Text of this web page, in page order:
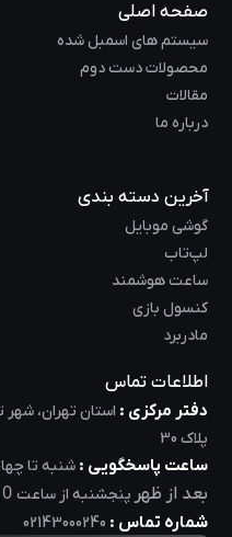
صفحه اصلی
سیستم های اسمبل شده
محصولات دست دوم
مقالات
درباره ما
آخرین دسته بندی
گوشی موبایل
لپ‌تاب
ساعت هوشمند
کنسول بازی
مادربرد
اطلاعات تماس
دفتر مرکزی : استان تهران، شهر
پلاک 30
ساعت پاسخگویی : شنبه تا
بعد از ظهر پنجشنبه از ساعت 10
شماره تماس : 02143000240